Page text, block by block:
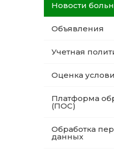
Новости
Объявления
Учетная
Оценка
Платформа
(ПОС)
Обработка
данных